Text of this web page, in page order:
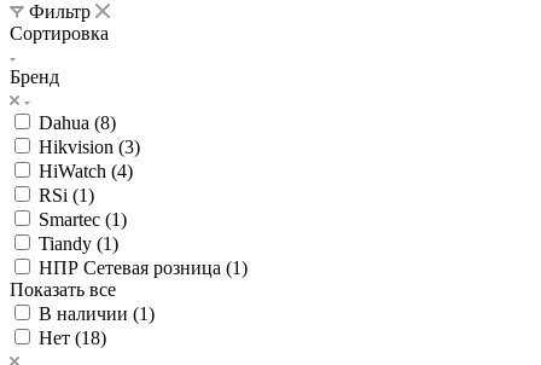
Фильтр
Сортировка
Бренд
Dahua (8)
Hikvision (3)
HiWatch (4)
RSi (1)
Smartec (1)
Tiandy (1)
НПР Сетевая розница (1)
Показать все
В наличии (1)
Нет (18)